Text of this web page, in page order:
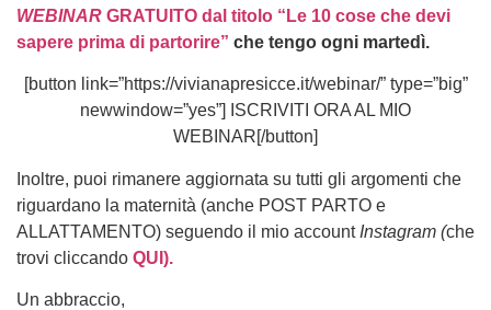
WEBINAR GRATUITO dal titolo “Le 10 cose che devi
sapere prima di partorire” che tengo ogni martedì.
[button link=”https://vivianapresicce.it/webinar/” type=”big”
newwindow=”yes”] ISCRIVITI ORA AL MIO
WEBINAR[/button]
Inoltre, puoi rimanere aggiornata su tutti gli argomenti che
riguardano la maternità (anche POST PARTO e
ALLATTAMENTO) seguendo il mio account Instagram (che
trovi cliccando QUI).
Un abbraccio,